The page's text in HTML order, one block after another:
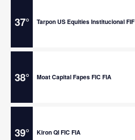
37° Tarpon US Equities Institucional FIF
38° Moat Capital Fapes FIC FIA
39° Kiron QI FIC FIA